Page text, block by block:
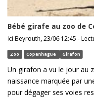
Bébé girafe au zoo de
Ici Beyrouth, 23/06 12:45 -
Zoo Copenhague Girafon
Un girafon a vu le jour au
naissance marquée par
pour dégager ses voies